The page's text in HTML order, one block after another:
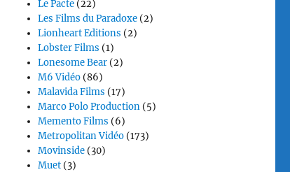
Le Pacte (22)
Les Films du Paradoxe (2)
Lionheart Editions (2)
Lobster Films (1)
Lonesome Bear (2)
M6 Vidéo (86)
Malavida Films (17)
Marco Polo Production (5)
Memento Films (6)
Metropolitan Vidéo (173)
Movinside (30)
Muet (3)